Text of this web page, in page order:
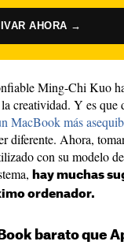
AHORA →
Ming-Chi Kuo
creatividad. Y es que
MacBook más
diferente. Ahora,
con su modelo
hay muchas
ordenador.
barato que